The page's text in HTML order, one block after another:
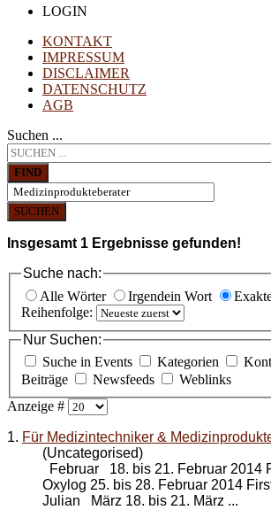
LOGIN
KONTAKT
IMPRESSUM
DISCLAIMER
DATENSCHUTZ
AGB
Suchen ...
FIND
SUCHEN
Insgesamt 1 Ergebnisse gefunden!
Suche nach:
Alle Wörter
Irgendein Wort
Reihenfolge:
Nur Suchen:
Suche in Events
Kategorien
Beiträge
Newsfeeds
Weblinks
Anzeige #
1. Für Medizintechniker &
(Uncategorised)
Februar 18. bis 21. Februar 2014
Oxylog 25. bis 28. Februar 2014
Julian März 18. bis 21. März ...